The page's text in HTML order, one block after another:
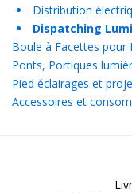
Distribution
Dispatching
Boule à Facettes pour
Ponts, Portiques
Pied éclairages et
Accessoires et